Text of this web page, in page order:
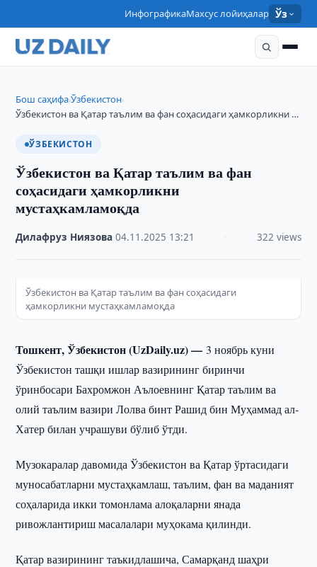
ИнфографикаМахсус лойиҳалар Ўз
Бош саҳифа›Ўзбекистон›
Ўзбекистон ва Қатар таълим ва фан соҳасидаги ҳамкорликни …
ЎЗБЕКИСТОН
Ўзбекистон ва Қатар таълим ва фан
соҳасидаги ҳамкорликни
мустаҳкамламоқда
Дилафруз Ниязова ·04.11.2025 13:21 322 views
Ўзбекистон ва Қатар таълим ва фан соҳасидаги
ҳамкорликни мустаҳкамламоқда
Тошкент, Ўзбекистон (UzDaily.uz) —3 ноябрь куни
Ўзбекистон ташқи ишлар вазирининг биринчи
ўринбосари Бахромжон Аълоевнинг Қатар таълим ва
олий таълим вазири Лолва бинт Рашид бин Муҳаммад ал-
Хатер билан учрашуви бўлиб ўтди.
Музокаралар давомида Ўзбекистон ва Қатар ўртасидаги
муносабатларни мустаҳкамлаш, таълим, фан ва маданият
соҳаларида икки томонлама алоқаларни янада
ривожлантириш масалалари муҳокама қилинди.
Қатар вазирининг таъкидлашича, Самарқанд шаҳри